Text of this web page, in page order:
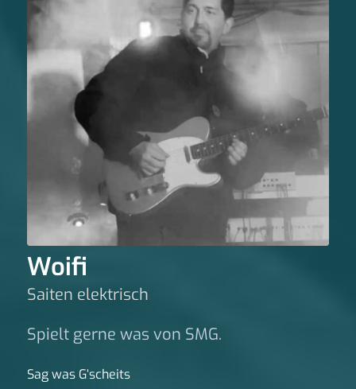
Woifi
Saiten elektrisch
Spielt gerne was von SMG.
Sag was G‘scheits